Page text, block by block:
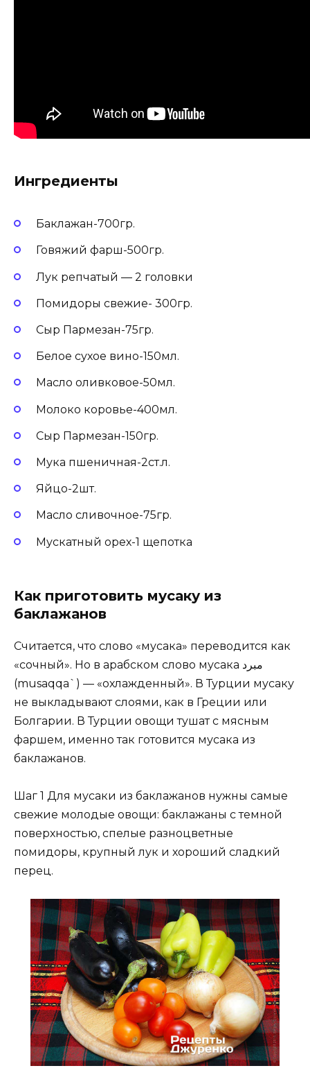
Ингредиенты
Баклажан-700гр.
Говяжий фарш-500гр.
Лук репчатый — 2 головки
Помидоры свежие- 300гр.
Сыр Пармезан-75гр.
Белое сухое вино-150мл.
Масло оливковое-50мл.
Молоко коровье-400мл.
Сыр Пармезан-150гр.
Мука пшеничная-2ст.л.
Яйцо-2шт.
Масло сливочное-75гр.
Мускатный орех-1 щепотка
Как приготовить мусаку из
баклажанов
Считается, что слово «мусака» переводится как
«сочный». Но в арабском слово мусака مبرد
(musaqqa`) — «охлажденный». В Турции мусаку
не выкладывают слоями, как в Греции или
Болгарии. В Турции овощи тушат с мясным
фаршем, именно так готовится мусака из
баклажанов.
Шаг 1 Для мусаки из баклажанов нужны самые
свежие молодые овощи: баклажаны с темной
поверхностью, спелые разноцветные
помидоры, крупный лук и хороший сладкий
перец.